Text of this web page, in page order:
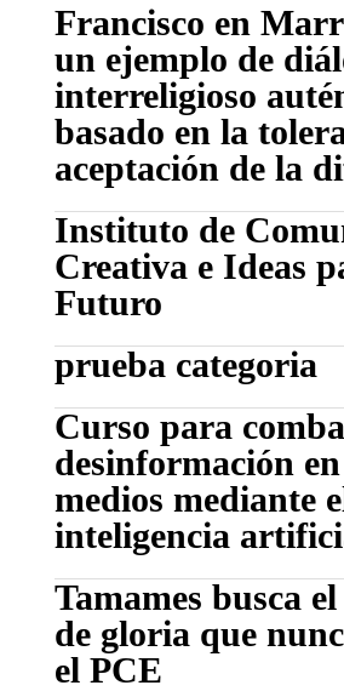
Francisco en
un ejemplo de
interreligioso
basado en la
aceptación de la
Instituto de
Creativa e Ideas
Futuro
prueba categoria
Curso para
desinformación
medios mediante
inteligencia
Tamames busca
de gloria que
el PCE